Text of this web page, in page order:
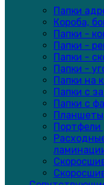
Папки
Короба,
Папки -
Папки -
Папки -
Папки -
Папки на
Папки с
Папки с
Портфели